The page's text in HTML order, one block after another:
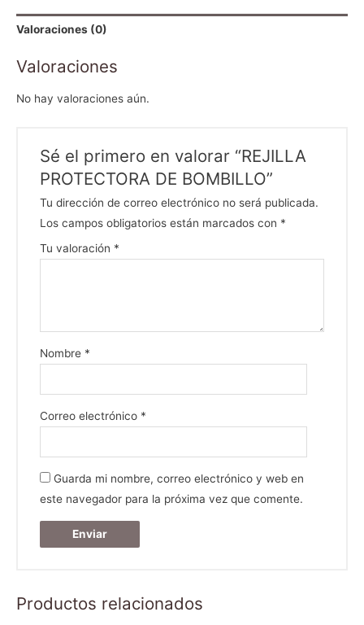
Valoraciones (0)
Valoraciones
No hay valoraciones aún.
Sé el primero en valorar “REJILLA
PROTECTORA DE BOMBILLO”
Tu dirección de correo electrónico no será publicada.
Los campos obligatorios están marcados con *
Tu valoración *
Nombre *
Correo electrónico *
Guarda mi nombre, correo electrónico y web en
este navegador para la próxima vez que comente.
Productos relacionados